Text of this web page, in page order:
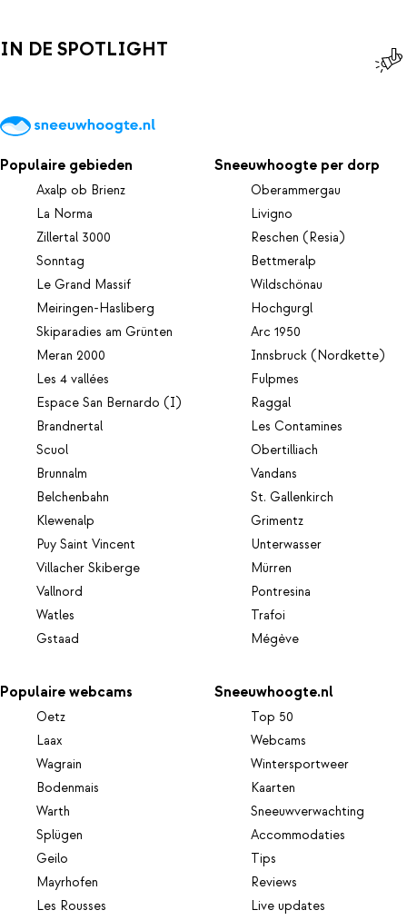
IN DE SPOTLIGHT
Populaire gebieden
Axalp ob Brienz
La Norma
Zillertal 3000
Sonntag
Le Grand Massif
Meiringen-Hasliberg
Skiparadies am Grünten
Meran 2000
Les 4 vallées
Espace San Bernardo (I)
Brandnertal
Scuol
Brunnalm
Belchenbahn
Klewenalp
Puy Saint Vincent
Villacher Skiberge
Vallnord
Watles
Gstaad
Sneeuwhoogte per dorp
Oberammergau
Livigno
Reschen (Resia)
Bettmeralp
Wildschönau
Hochgurgl
Arc 1950
Innsbruck (Nordkette)
Fulpmes
Raggal
Les Contamines
Obertilliach
Vandans
St. Gallenkirch
Grimentz
Unterwasser
Mürren
Pontresina
Trafoi
Mégève
Populaire webcams
Oetz
Laax
Wagrain
Bodenmais
Warth
Splügen
Geilo
Mayrhofen
Les Rousses
Sneeuwhoogte.nl
Top 50
Webcams
Wintersportweer
Kaarten
Sneeuwverwachting
Accommodaties
Tips
Reviews
Live updates